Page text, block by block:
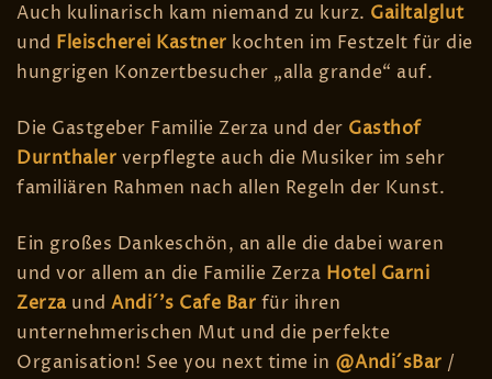
Auch kulinarisch kam niemand zu kurz. Gailtalglut
und Fleischerei Kastner kochten im Festzelt für die
hungrigen Konzertbesucher „alla grande“ auf.
Die Gastgeber Familie Zerza und der Gasthof
Durnthaler verpflegte auch die Musiker im sehr
familiären Rahmen nach allen Regeln der Kunst.
Ein großes Dankeschön, an alle die dabei waren
und vor allem an die Familie Zerza Hotel Garni
Zerzaund Andi´’s Cafe Bar für ihren
unternehmerischen Mut und die perfekte
Organisation! See you next time in @Andi´sBar /